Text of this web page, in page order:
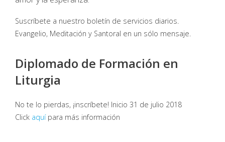
Suscríbete a nuestro boletín de servicios diarios.
Evangelio, Meditación y Santoral en un sólo mensaje.
Diplomado de Formación en
Liturgia
No te lo pierdas, ¡inscríbete! Inicio 31 de julio 2018
Click aquípara más información